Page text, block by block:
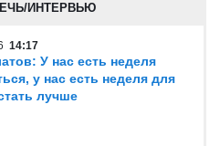
ИНТЕРВЬЮ
14:17
У нас есть неделя
у нас есть неделя для
лучше